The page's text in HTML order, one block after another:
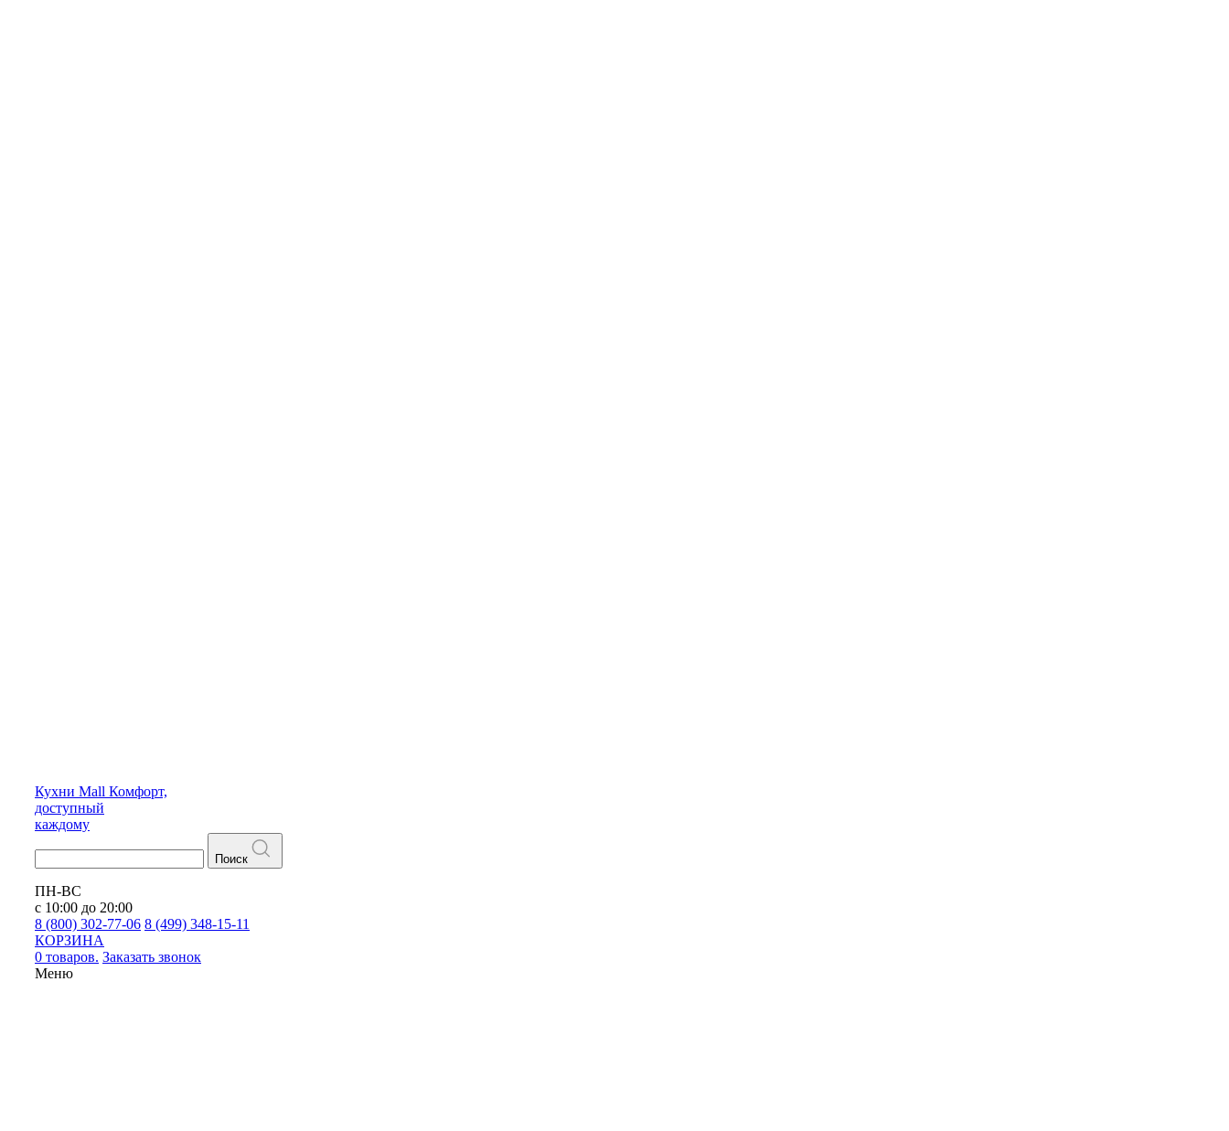
Кухни Mall Комфорт,
доступный
каждому
Поиск
ПН-ВС
с 10:00 до 20:00
8 (800) 302-77-06 8 (499) 348-15-11
КОРЗИНА
0 товаров. Заказать звонок
Меню